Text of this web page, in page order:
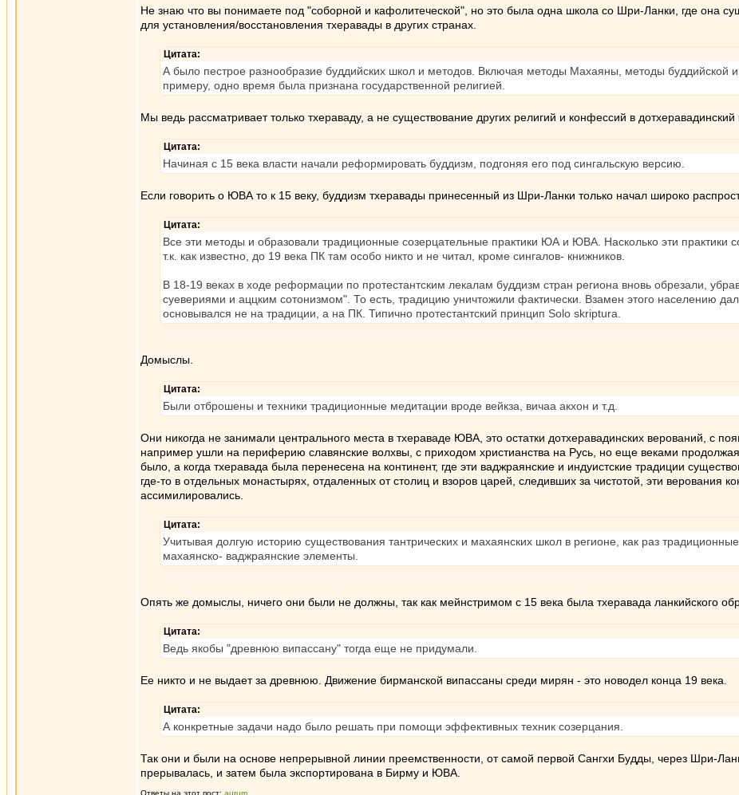
Не знаю что вы понимаете под "соборной и кафолитеческой", но это была одна школа со Шри-Ланки, где она
для установления/восстановления тхеравады в других странах.
Цитата:
А было пестрое разнообразие буддийских школ и методов. Включая методы Махаяны, методы буддийской
примеру, одно время была признана государственной религией.
Мы ведь рассматривает только тхераваду, а не существование других религий и конфессий в
Цитата:
Начиная с 15 века власти начали реформировать буддизм, подгоняя его под сингальскую версию.
Если говорить о ЮВА то к 15 веку, буддизм тхеравады принесенный из Шри-Ланки только начал широко
Цитата:
Все эти методы и образовали традиционные созерцательные практики ЮА и ЮВА. Насколько эти практики
т.к. как известно, до 19 века ПК там особо никто и не читал, кроме сингалов- книжников.
В 18-19 веках в ходе реформации по протестантским лекалам буддизм стран региона вновь обрезали,
суевериями и аццким сотонизмом". То есть, традицию уничтожили фактически. Взамен этого населению
основывался не на традиции, а на ПК. Типично протестантский принцип Solo skriptura.
Домыслы.
Цитата:
Были отброшены и техники традиционные медитации вроде вейкза, вичаа акхон и т.д.
Они никогда не занимали центрального места в тхераваде ЮВА, это остатки дотхеравадинских верований, с
например ушли на периферию славянские волхвы, с приходом христианства на Русь, но еще веками
было, а когда тхеравада была перенесена на континент, где эти ваджраянские и индуистские традиции
где-то в отдельных монастырях, отдаленных от столиц и взоров царей, следивших за чистотой, эти верования
ассимилировались.
Цитата:
Учитывая долгую историю существования тантрических и махаянских школ в регионе, как раз
махаянско- ваджраянские элементы.
Опять же домыслы, ничего они были не должны, так как мейнстримом с 15 века была тхеравада ланкийского
Цитата:
Ведь якобы "древнюю випассану" тогда еще не придумали.
Ее никто и не выдает за древнюю. Движение бирманской випассаны среди мирян - это новодел конца 19 века.
Цитата:
А конкретные задачи надо было решать при помощи эффективных техник созерцания.
Так они и были на основе непрерывной линии преемственности, от самой первой Сангхи Будды, через Шри-
прерывалась, и затем была экспортирована в Бирму и ЮВА.
Ответы на этот пост: aurum